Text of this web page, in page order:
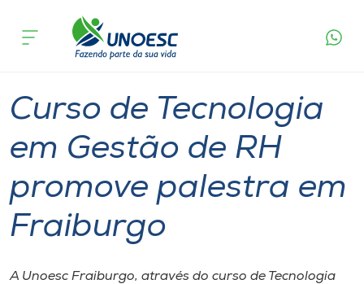
Cursos
Atendimento ao Estudante
Portal de Ensino
acontece
Curso de Tecnologia
em Gestão de RH
promove palestra em
Fraiburgo
A Unoesc Fraiburgo, através do curso de Tecnologia